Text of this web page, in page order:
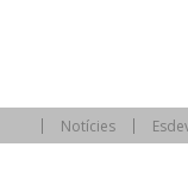
Notícies